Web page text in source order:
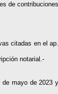
de contribuciones
citadas en el ap.
notarial.-
de mayo de 2023 y